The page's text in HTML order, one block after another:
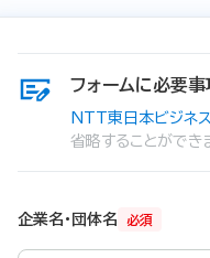
フォームに必要
NTT東日本ビジネ
省略することができ
必須
企業名・団体名